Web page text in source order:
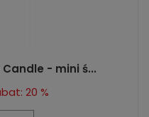
- mini ś...
20 %